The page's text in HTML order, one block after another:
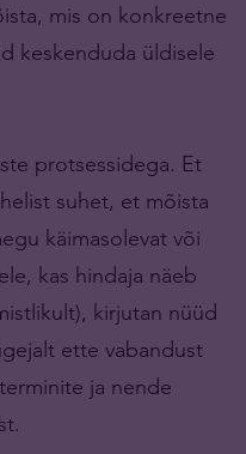
mis on konkreetne
keskenduda üldisele
protsessidega. Et
suhet, et mõista
käimasolevat või
kas hindaja näeb
kirjutan nüüd
ette vabandust
ja nende